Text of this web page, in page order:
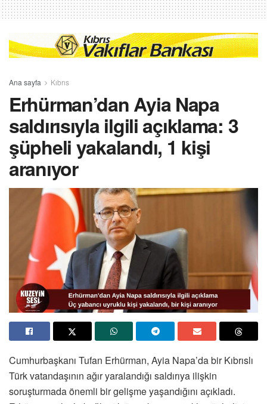
Ana sayfa Kıbrıs
Erhürman’dan Ayia Napa
saldırısıyla ilgili açıklama: 3
şüpheli yakalandı, 1 kişi
aranıyor
Cumhurbaşkanı Tufan Erhürman, Ayia Napa’da bir Kıbrıslı
Türk vatandaşının ağır yaralandığı saldırıya ilişkin
soruşturmada önemli bir gelişme yaşandığını açıkladı.